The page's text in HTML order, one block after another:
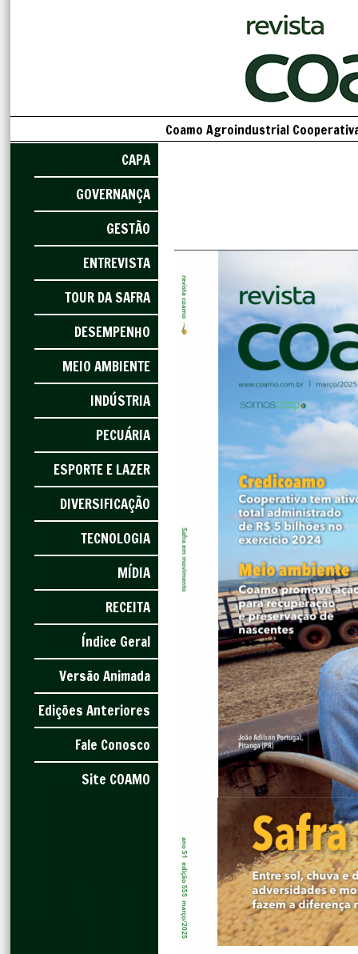
Coamo Agroindustrial
CAPA
GOVERNANÇA
GESTÃO
ENTREVISTA
TOUR DA SAFRA
DESEMPENHO
MEIO AMBIENTE
INDÚSTRIA
PECUÁRIA
ESPORTE E LAZER
DIVERSIFICAÇÃO
TECNOLOGIA
MÍDIA
RECEITA
Índice Geral
Versão Animada
Edições Anteriores
Fale Conosco
Site COAMO